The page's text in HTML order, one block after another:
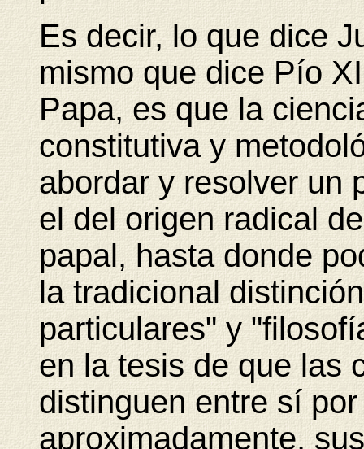
Es decir, lo que dice
mismo que dice Pío
Papa, es que la
constitutiva y
abordar y resolver un
el del origen radical
papal, hasta donde
la tradicional
particulares" y
en la tesis de que las
distinguen entre sí
aproximadamente,